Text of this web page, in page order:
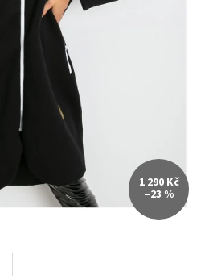
1 290 Kč
–23 %